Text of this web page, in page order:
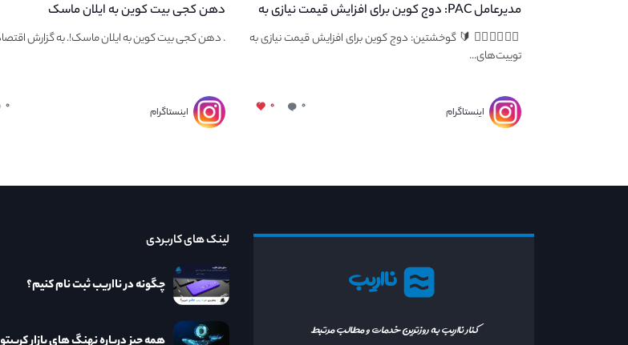
مدیرعامل PAC: دوج کوین برای افزایش قیمت نیازی به
توییت‌های ایلان ماسک ندارد
👇🏻👇🏻👇🏻 🔰 گوخشتین: دوج کوین برای افزایش قیمت نیازی به
توییت‌های...
اینستاگرام ۰ ۰
دهن کجی بیت کوین به ایلان ماسک
. دهن کجی بیت کوین به ایلان ماسک!. به گزارش اقتصادنیوز به...
اینستاگرام ۰
نااریب
کنار نااریب به روزترین خدمات و مطالب مرتبط
لینک های کاربردی
چگونه در نااریب ثبت نام کنیم؟